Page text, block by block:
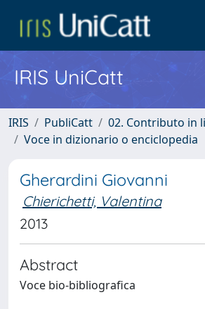
IRIS UniCatt
IRIS PubliCatt
02. Contributo in
Voce in dizionario o enciclopedia
Gherardini Giovanni
Chierichetti, Valentina
2013
Abstract
Voce bio-bibliografica